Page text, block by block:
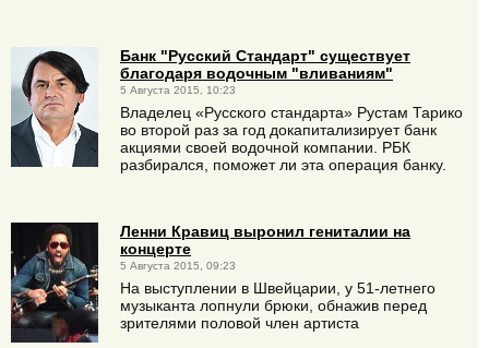
Банк "Русский Стандарт" существует
благодаря водочным "вливаниям"
5 Августа 2015, 10:23
Владелец «Русского стандарта» Рустам Тарико
во второй раз за год докапитализирует банк
акциями своей водочной компании. РБК
разбирался, поможет ли эта операция банку.
Ленни Кравиц выронил гениталии на
концерте
5 Августа 2015, 09:23
На выступлении в Швейцарии, у 51-летнего
музыканта лопнули брюки, обнажив перед
зрителями половой член артиста